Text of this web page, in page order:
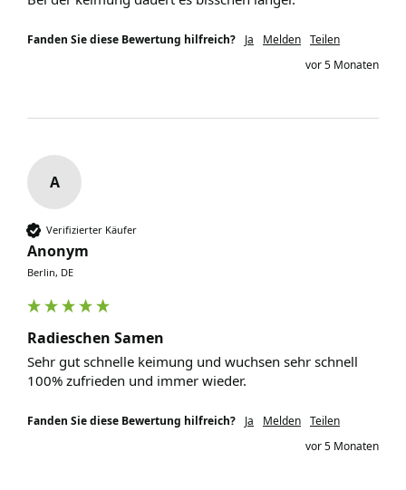
Fanden Sie diese Bewertung hilfreich? Ja Melden Teilen
vor 5 Monaten
A
Verifizierter Käufer
Anonym
Berlin, DE
Radieschen Samen
Sehr gut schnelle keimung und wuchsen sehr schnell
100% zufrieden und immer wieder.
Fanden Sie diese Bewertung hilfreich? Ja Melden Teilen
vor 5 Monaten